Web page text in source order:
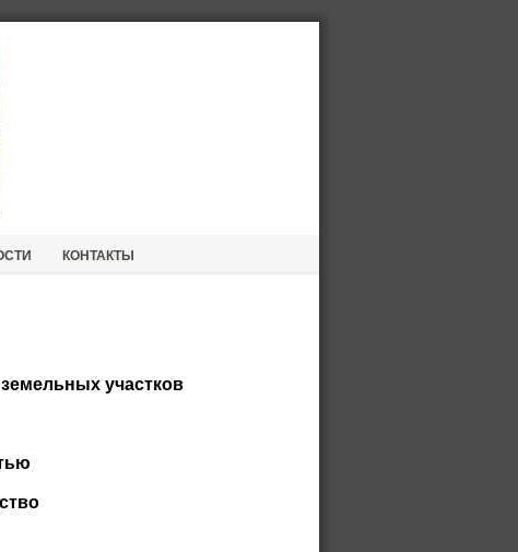
КОНТАКТЫ
участков